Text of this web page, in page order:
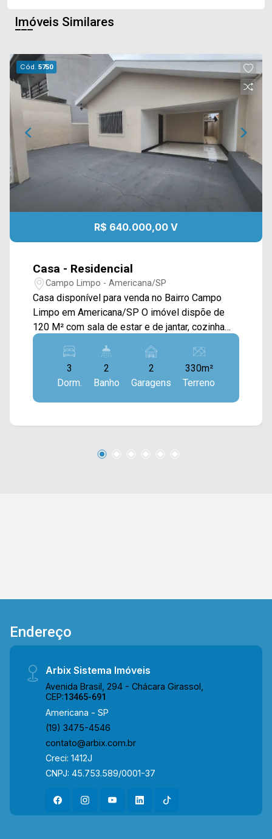
Imóveis Similares
Cód.5750
R$ 640.000,00 V
Casa - Residencial
Campo Limpo - Americana/SP
Casa disponível para venda no Bairro Campo
Limpo em Americana/SP O imóvel dispõe de
120 M² com sala de estar e de jantar, cozinha
com gabinetes, piscina, área de lazer com
churrasqueira, piscina e área de serviço. > 03
dormitórios, sendo 01 suíte; > 02 banheiros,
sendo 01 social; > 02 vagas de garagem. Com
localização excelente, sendo próximo a
saúde, bancos, e entre outros comércios em
da rodoviária e da faculdade FAM. Entre em
3
Dorm.
2
Banho
2
Garagens
330m²
Terreno
Endereço
Arbix Sistema Imóveis
Avenida Brasil, 294 - Chácara Girassol,
CEP:13465-691
Americana - SP
(19) 3475-4546
contato@arbix.com.br
Creci: 1412J
CNPJ: 45.753.589/0001-37